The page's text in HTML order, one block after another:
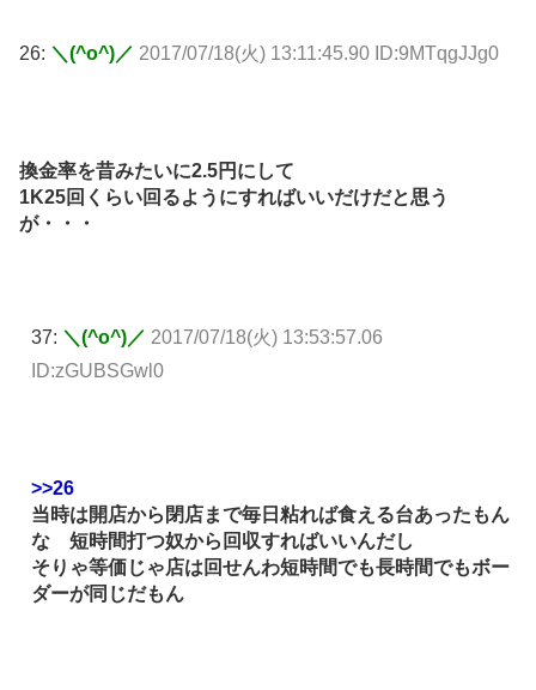
26: ＼(^o^)／ 2017/07/18(火) 13:11:45.90 ID:9MTqgJJg0
換金率を昔みたいに2.5円にして
1K25回くらい回るようにすればいいだけだと思う
が・・・
37: ＼(^o^)／ 2017/07/18(火) 13:53:57.06
ID:zGUBSGwl0
>>26
当時は開店から閉店まで毎日粘れば食える台あったもん
な 短時間打つ奴から回収すればいいんだし
そりゃ等価じゃ店は回せんわ短時間でも長時間でもボー
ダーが同じだもん